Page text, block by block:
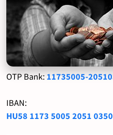
OTP Bank: 11735005-
IBAN:
HU58 1173 5005 2051